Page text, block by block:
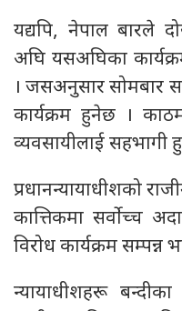
यद्यपि, नेपाल बारले
अघि यसअघिका
। जसअनुसार सोमबार
कार्यक्रम हुनेछ ।
व्यवसायीलाई सहभागी
प्रधानन्यायाधीशको
कात्तिकमा सर्वोच्च
विरोध कार्यक्रम सम्पन्न
न्यायाधीशहरू